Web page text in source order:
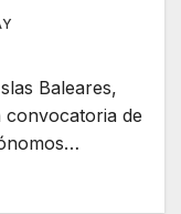
Baleares,
convocatoria de